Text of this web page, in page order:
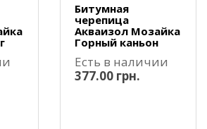
Битумная
черепица
Акваизол Мозайка
Горный каньон
Есть в наличии
377.00 грн.